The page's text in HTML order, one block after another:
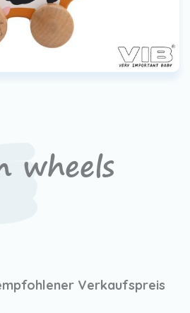
VIB®-Händler werden
wheels
Verkaufspreis